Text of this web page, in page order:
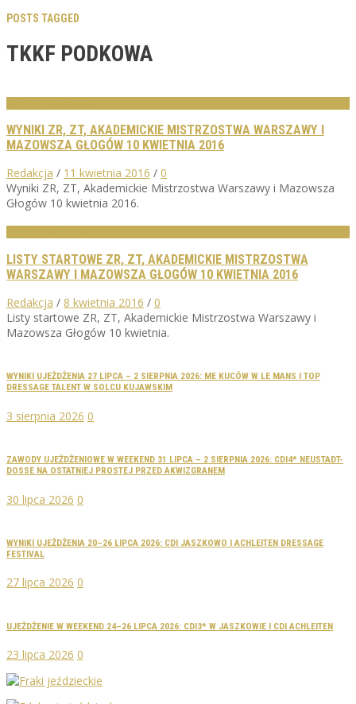
POSTS TAGGED
TKKF PODKOWA
WYNIKI ZR, ZT, AKADEMICKIE MISTRZOSTWA WARSZAWY I
MAZOWSZA GŁOGÓW 10 KWIETNIA 2016
Redakcja / 11 kwietnia 2016 / 0
Wyniki ZR, ZT, Akademickie Mistrzostwa Warszawy i Mazowsza
Głogów 10 kwietnia 2016.
LISTY STARTOWE ZR, ZT, AKADEMICKIE MISTRZOSTWA
WARSZAWY I MAZOWSZA GŁOGÓW 10 KWIETNIA 2016
Redakcja / 8 kwietnia 2016 / 0
Listy startowe ZR, ZT, Akademickie Mistrzostwa Warszawy i
Mazowsza Głogów 10 kwietnia.
WYNIKI UJEŻDŻENIA 27 LIPCA – 2 SIERPNIA 2026: ME KUCÓW W LE MANS I TOP
DRESSAGE TALENT W SOLCU KUJAWSKIM
3 sierpnia 2026 0
ZAWODY UJEŻDŻENIOWE W WEEKEND 31 LIPCA – 2 SIERPNIA 2026: CDI4* NEUSTADT-
DOSSE NA OSTATNIEJ PROSTEJ PRZED AKWIZGRANEM
30 lipca 2026 0
WYNIKI UJEŻDŻENIA 20–26 LIPCA 2026: CDI JASZKOWO I ACHLEITEN DRESSAGE
FESTIVAL
27 lipca 2026 0
UJEŻDŻENIE W WEEKEND 24–26 LIPCA 2026: CDI3* W JASZKOWIE I CDI ACHLEITEN
23 lipca 2026 0